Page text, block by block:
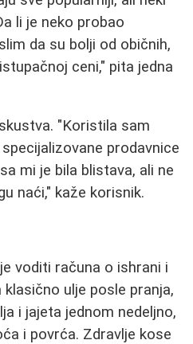
li je neko probao
da su bolji od običnih,
ceni," pita jedna
"Koristila sam
prodavnice
mi je bila blistava, ali ne
naći," kaže korisnik.
voditi računa o ishrani i
ulje posle pranja,
i jajeta jednom nedeljno,
i povrća. Zdravlje kose